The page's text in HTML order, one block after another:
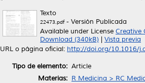
Texto
22473.pdf- Versión Publicada
Available under License Creative
Download (340kB)
Vista previa
URL o página oficial: http://doi.org/10.1016/
Tipo de elemento: Article
Materias: R Medicina > RC